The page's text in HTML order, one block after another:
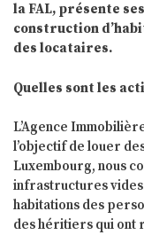
la FAL, présente
construction
des locataires.
Quelles sont les
L’Agence
l’objectif de louer
Luxembourg, nous
infrastructures
habitations des
des héritiers qui ont